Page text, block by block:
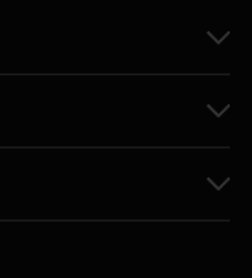
mit der